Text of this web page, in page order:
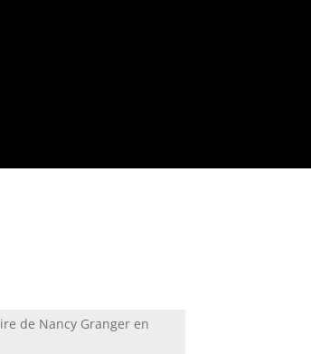
de Nancy Granger en